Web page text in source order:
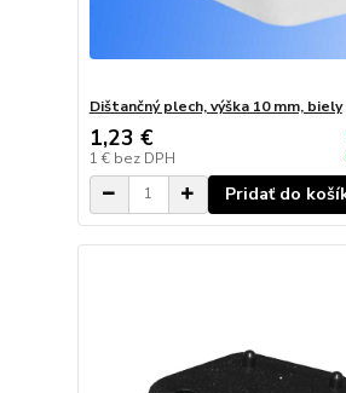
Dištančný plech, výška 10 mm, biely
1,23 €
1 € bez DPH
Pridať do